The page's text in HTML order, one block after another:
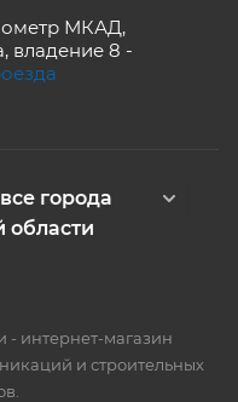
МКАД,
владение 8 -
города
области
- интернет-магазин
и строительных